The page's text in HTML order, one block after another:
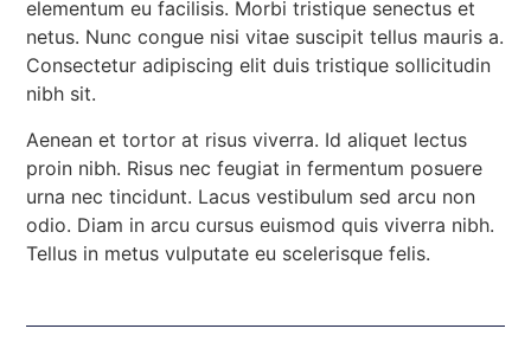
elementum eu facilisis. Morbi tristique senectus et
netus. Nunc congue nisi vitae suscipit tellus mauris a.
Consectetur adipiscing elit duis tristique sollicitudin
nibh sit.
Aenean et tortor at risus viverra. Id aliquet lectus
proin nibh. Risus nec feugiat in fermentum posuere
urna nec tincidunt. Lacus vestibulum sed arcu non
odio. Diam in arcu cursus euismod quis viverra nibh.
Tellus in metus vulputate eu scelerisque felis.